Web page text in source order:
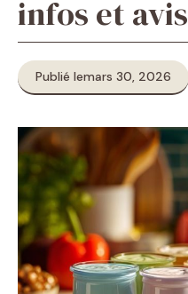
infos et avis
Publié lemars 30, 2026